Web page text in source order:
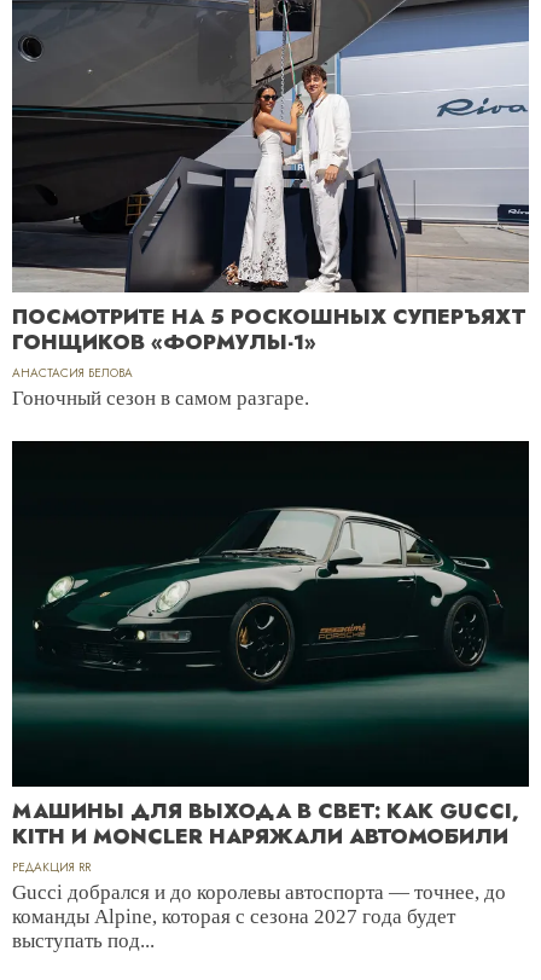
ПОСМОТРИТЕ НА 5 РОСКОШНЫХ СУПЕРЪЯХТ
ГОНЩИКОВ «ФОРМУЛЫ-1»
АНАСТАСИЯ БЕЛОВА
Гоночный сезон в самом разгаре.
МАШИНЫ ДЛЯ ВЫХОДА В СВЕТ: КАК GUCCI,
KITH И MONCLER НАРЯЖАЛИ АВТОМОБИЛИ
РЕДАКЦИЯ RR
Gucci добрался и до королевы автоспорта — точнее, до
команды Alpine, которая с сезона 2027 года будет
выступать под...